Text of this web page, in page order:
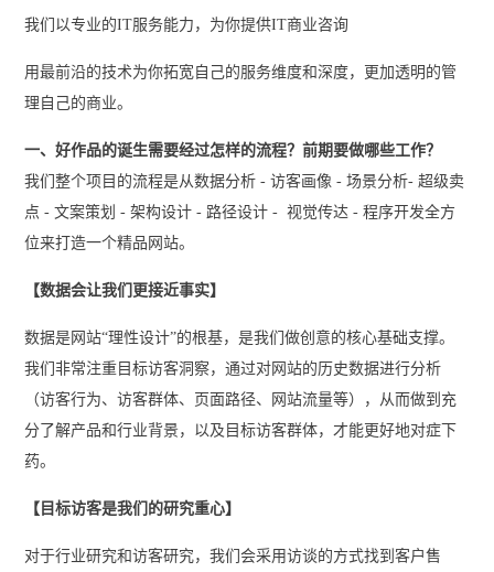
我们以专业的IT服务能力，为你提供IT商业咨询
用最前沿的技术为你拓宽自己的服务维度和深度，更加透明的管
理自己的商业。
一、好作品的诞生需要经过怎样的流程？前期要做哪些工作？
我们整个项目的流程是从数据分析 - 访客画像 - 场景分析- 超级卖
点 - 文案策划 - 架构设计 - 路径设计 - 视觉传达 - 程序开发全方
位来打造一个精品网站。
【数据会让我们更接近事实】
数据是网站“理性设计”的根基，是我们做创意的核心基础支撑。
我们非常注重目标访客洞察，通过对网站的历史数据进行分析
（访客行为、访客群体、页面路径、网站流量等），从而做到充
分了解产品和行业背景，以及目标访客群体，才能更好地对症下
药。
【目标访客是我们的研究重心】
对于行业研究和访客研究，我们会采用访谈的方式找到客户售